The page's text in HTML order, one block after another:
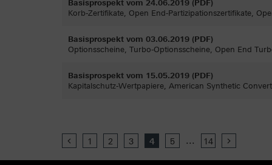
Basisprospekt vom 24.06.2019 (PDF)
Korb-Zertifikate, Open End-Partizipationszertifikate,
Basisprospekt vom 03.06.2019 (PDF)
Optionsscheine, Turbo-Optionsscheine, Open End
Basisprospekt vom 15.05.2019 (PDF)
Kapitalschutz-Wertpapiere, American Synthetic
Previous
1 2 3 4 5 ... 14